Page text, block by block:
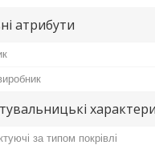
атрибути
за типом покрівлі